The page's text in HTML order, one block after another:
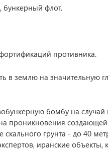
флот.
противника.
в землю на значительную
бомбу на
проникновения
грунта - до 40
иранские объекты,